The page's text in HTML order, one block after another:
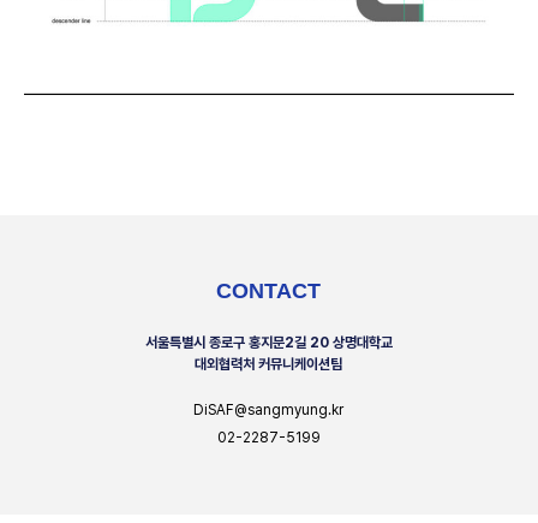
CONTACT
서울특별시 종로구 홍지문2길 20 상명대학교
대외협력처 커뮤니케이션팀
DiSAF@sangmyung.kr
02-2287-5199